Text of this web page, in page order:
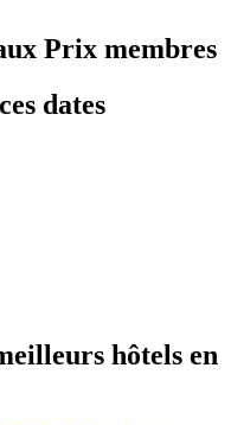
Prix membres
dates
hôtels en